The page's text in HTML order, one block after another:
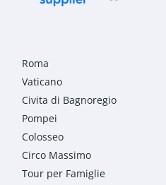
Roma
Vaticano
Civita di Bagnoregio
Pompei
Colosseo
Circo Massimo
Tour per Famiglie